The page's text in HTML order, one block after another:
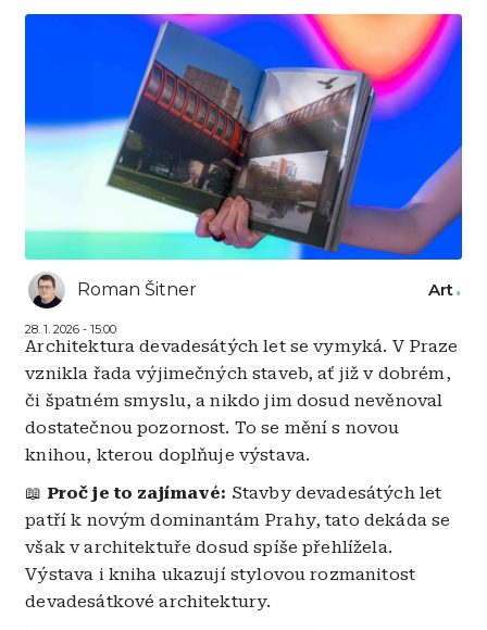
Roman Šitner
28. 1. 2026 - 15:00
Art
Architektura devadesátých let se vymyká. V Praze
vznikla řada výjimečných staveb, ať již v dobrém,
či špatném smyslu, a nikdo jim dosud nevěnoval
dostatečnou pozornost. To se mění s novou
knihou, kterou doplňuje výstava.
📖 Proč je to zajímavé: Stavby devadesátých let
patří k novým dominantám Prahy, tato dekáda se
však v architektuře dosud spíše přehlížela.
Výstava i kniha ukazují stylovou rozmanitost
devadesátkové architektury.